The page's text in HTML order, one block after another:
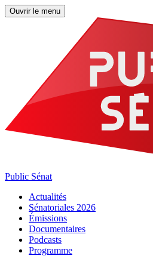
Ouvrir le menu
Public Sénat
Actualités
Sénatoriales 2026
Émissions
Documentaires
Podcasts
Programme